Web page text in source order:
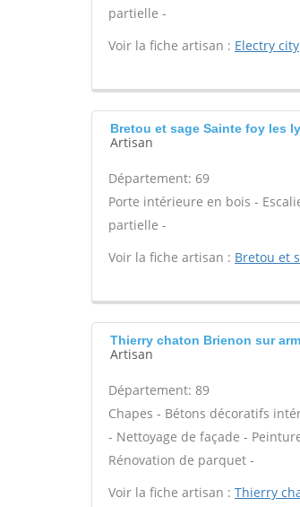
partielle -
Voir la fiche artisan : Electry city
Bretou et sage Sainte foy les
Artisan
Département: 69
Porte intérieure en bois -
partielle -
Voir la fiche artisan : Bretou et
Thierry chaton Brienon sur
Artisan
Département: 89
Chapes - Bétons décoratifs
- Nettoyage de façade -
Rénovation de parquet -
Voir la fiche artisan : Thierry